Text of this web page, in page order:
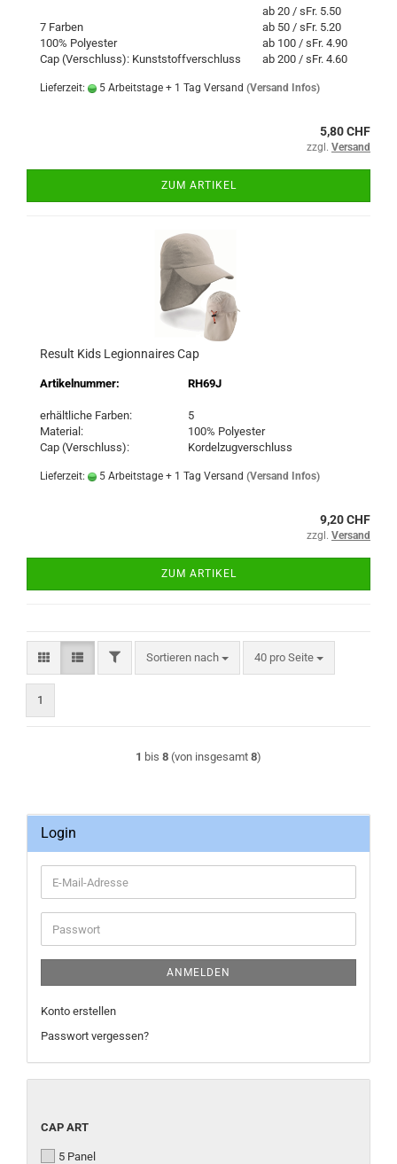
ab 20 / sFr. 5.50
7 Farben
ab 50 / sFr. 5.20
100% Polyester
ab 100 / sFr. 4.90
Cap (Verschluss): Kunststoffverschluss
ab 200 / sFr. 4.60
Lieferzeit: 5 Arbeitstage + 1 Tag Versand (Versand Infos)
5,80 CHF
zzgl. Versand
ZUM ARTIKEL
Result Kids Legionnaires Cap
Artikelnummer: RH69J
erhältliche Farben:
5
Material:
100% Polyester
Cap (Verschluss):
Kordelzugverschluss
Lieferzeit: 5 Arbeitstage + 1 Tag Versand (Versand Infos)
9,20 CHF
zzgl. Versand
ZUM ARTIKEL
FILTERSortieren nach
Sortieren nach 40 pro Seite
pro Seite
1
1 bis 8 (von insgesamt 8)
Login
E-
Mail-
Adresse
Passwort
ANMELDEN
Konto erstellen
Passwort vergessen?
CAP
CAP ART
5 Panel